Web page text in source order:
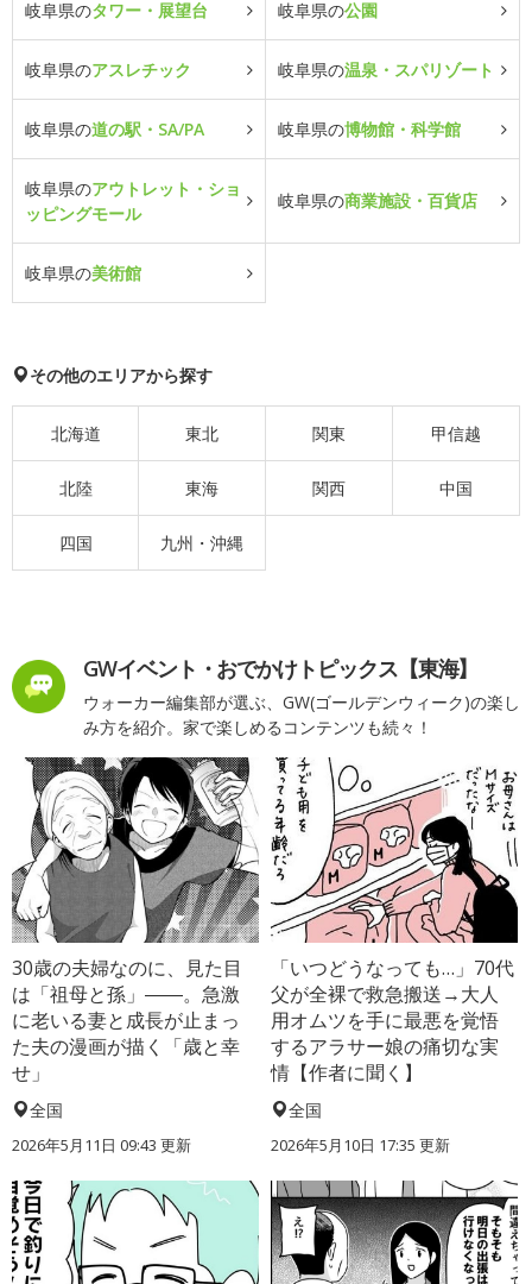
岐阜県のタワー・展望台 岐阜県の公園
岐阜県のアスレチック 岐阜県の温泉・スパリゾート
岐阜県の道の駅・SA/PA 岐阜県の博物館・科学館
岐阜県のアウトレット・ショ
ッピングモール
岐阜県の商業施設・百貨店
岐阜県の美術館
その他のエリアから探す
北海道 東北 関東 甲信越
北陸 東海 関西 中国
四国 九州・沖縄
GWイベント・おでかけトピックス【東海】
ウォーカー編集部が選ぶ、GW(ゴールデンウィーク)の楽し
み方を紹介。家で楽しめるコンテンツも続々！
30歳の夫婦なのに、見た目
は「祖母と孫」――。急激
に老いる妻と成長が止まっ
た夫の漫画が描く「歳と幸
せ」
全国
2026年5月11日 09:43 更新
「いつどうなっても…」70代
父が全裸で救急搬送→大人
用オムツを手に最悪を覚悟
するアラサー娘の痛切な実
情【作者に聞く】
全国
2026年5月10日 17:35 更新